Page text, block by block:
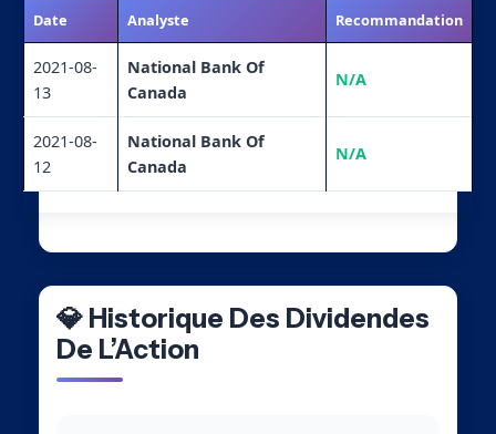
Date Analyste Recommandation
2021-08-
13
National Bank Of
Canada
N/A
2021-08-
12
National Bank Of
Canada
N/A
💎 Historique Des Dividendes
De L’Action